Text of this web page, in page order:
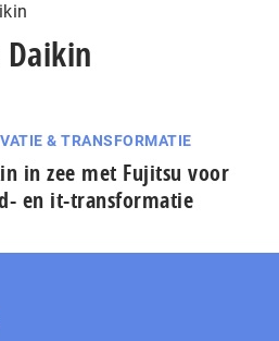
& TRANSFORMATIE
in zee met Fujitsu voor
en it-transformatie